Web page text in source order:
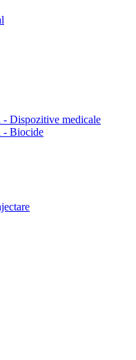
- Dispozitive medicale
- Biocide